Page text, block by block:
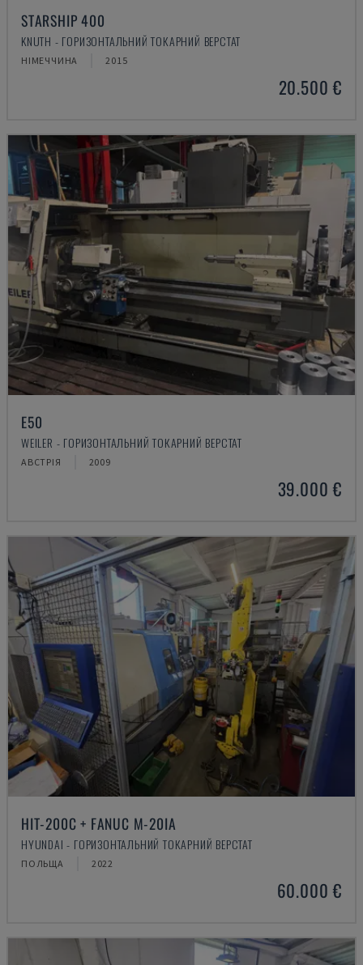
STARSHIP 400
KNUTH - ГОРИЗОНТАЛЬНИЙ ТОКАРНИЙ ВЕРСТАТ
НІМЕЧЧИНА 2015
20.500 €
E50
WEILER - ГОРИЗОНТАЛЬНИЙ ТОКАРНИЙ ВЕРСТАТ
АВСТРІЯ 2009
39.000 €
HIT-200C + FANUC M-20IA
HYUNDAI - ГОРИЗОНТАЛЬНИЙ ТОКАРНИЙ ВЕРСТАТ
ПОЛЬЩА 2022
60.000 €